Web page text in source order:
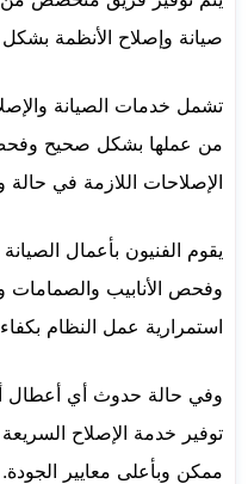
صيانة وإصلاح الأنظمة
تشمل خدمات الصيانة
من عملها بشكل صحيح وفحص
الإصلاحات اللازمة في
يقوم الفنيون بأعمال
وفحص الأنابيب
استمرارية عمل النظام
وفي حالة حدوث أي أعطال
توفير خدمة الإصلاح
ممكن وبأعلى معايير الجودة.